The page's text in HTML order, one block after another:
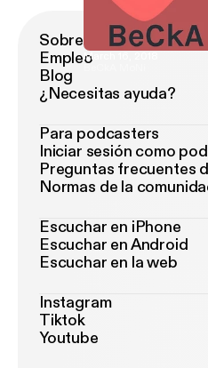
March 16, 2018
Sobre Podimo
Empleo
Blog
¿Necesitas ayuda?
Para podcasters
Iniciar sesión como
Preguntas frecuentes
Normas de la
Escuchar en iPhone
Escuchar en Android
Escuchar en la web
Instagram
Tiktok
Youtube